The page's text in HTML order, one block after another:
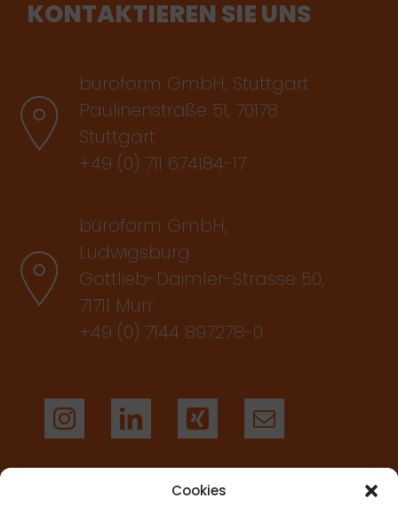
Cookies
KONTAKTIEREN SIE UNS
büroform GmbH, Stuttgart
Paulinenstraße 51, 70178
Stuttgart
+49 (0) 711 674184-17
büroform GmbH,
Ludwigsburg
Gottlieb-Daimler-Strasse 50,
71711 Murr
+49 (0) 7144 897278-0